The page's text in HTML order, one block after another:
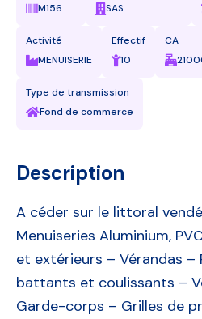
M156
SAS
Activité
MENUISERIE
Effectif
10
CA
Type de transmission
Fond de commerce
Description
A céder sur le littoral
Menuiseries Aluminium,
et extérieurs – Vérandas –
battants et coulissants –
Garde-corps – Grilles de